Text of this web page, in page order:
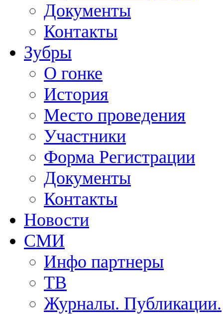
Документы
Контакты
Зубры
О гонке
История
Место проведения
Участники
Форма Регистрации
Документы
Контакты
Новости
СМИ
Инфо партнеры
ТВ
Журналы. Публикации.